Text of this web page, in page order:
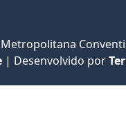
| Desenvolvido por